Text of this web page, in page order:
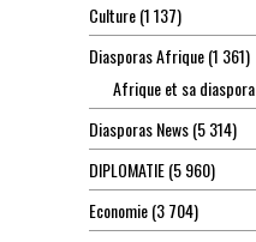
Culture(1 137)
Diasporas Afrique(1 361)
Afrique et sa diaspora
Diasporas News(5 314)
DIPLOMATIE(5 960)
Economie(3 704)